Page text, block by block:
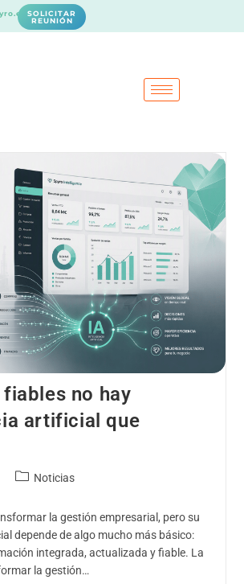
SOLICITAR
REUNIÓN
no hay
artificial que
Noticias
la gestión empresarial, pero su
depende de algo mucho más básico:
integrada, actualizada y fiable. La
la gestión…